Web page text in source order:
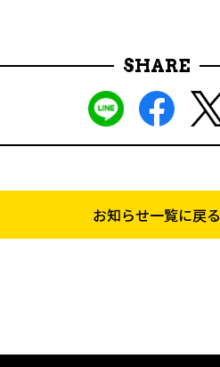
SHARE
お知らせ一覧に戻る